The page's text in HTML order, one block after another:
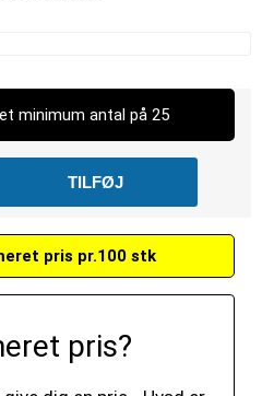
minimum antal på 25
pris pr.100 stk
pris?